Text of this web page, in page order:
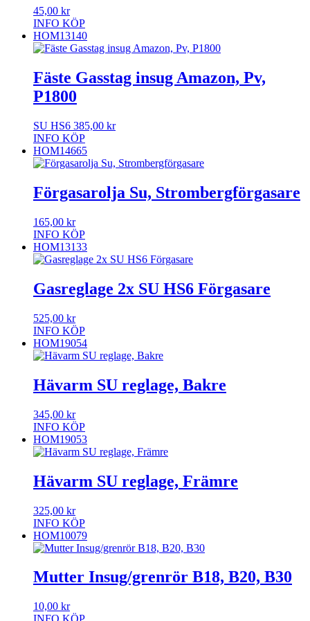
45,00 kr
INFO KÖP
HOM13140
Fäste Gasstag insug Amazon, Pv,
P1800
SU HS6 385,00 kr
INFO KÖP
HOM14665
Förgasarolja Su, Strombergförgasare
165,00 kr
INFO KÖP
HOM13133
Gasreglage 2x SU HS6 Förgasare
525,00 kr
INFO KÖP
HOM19054
Hävarm SU reglage, Bakre
345,00 kr
INFO KÖP
HOM19053
Hävarm SU reglage, Främre
325,00 kr
INFO KÖP
HOM10079
Mutter Insug/grenrör B18, B20, B30
10,00 kr